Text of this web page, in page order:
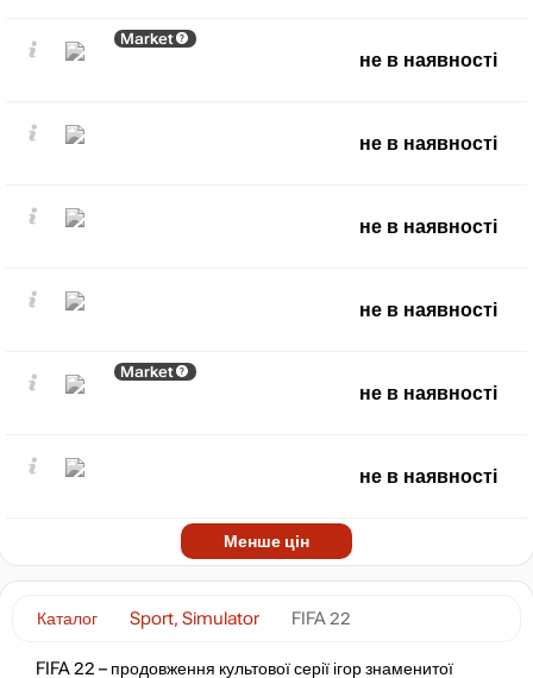
Каталог Sport, Simulator FIFA 22
FIFA 22 – продовження культової серії ігор знаменитої
Market
не в наявності
не в наявності
не в наявності
не в наявності
Market
не в наявності
не в наявності
Менше цін